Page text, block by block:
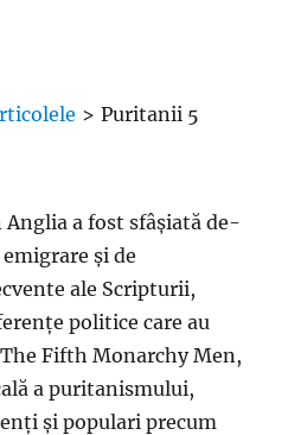
> Puritanii 5
a fost sfâșiată de-
și de
ale Scripturii,
politice care au
Fifth Monarchy Men,
a puritanismului,
și populari precum